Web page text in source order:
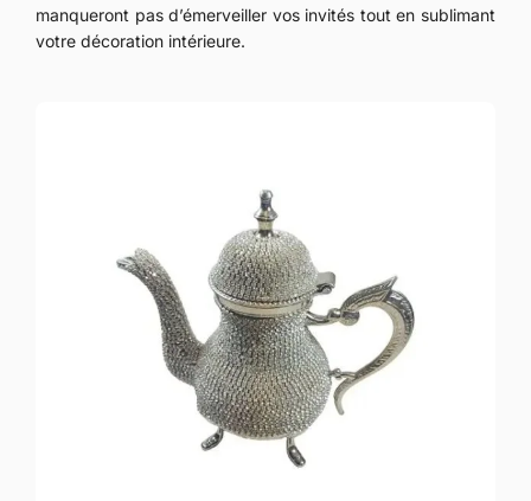
manqueront pas d’émerveiller vos invités tout en sublimant
votre décoration intérieure.